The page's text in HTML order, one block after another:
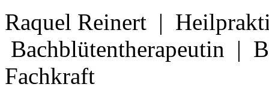
Raquel Reinert |
Bachblütentherapeutin |
Fachkraft